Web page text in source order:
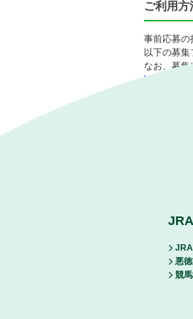
ご利用方
事前応募の
以下の募
なお、募集
https://
悪
競